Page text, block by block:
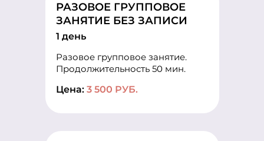
РАЗОВОЕ ГРУППОВОЕ
ЗАНЯТИЕ БЕЗ ЗАПИСИ
1 день
Разовое групповое занятие.
Продолжительность 50 мин.
Цена: 3 500 РУБ.